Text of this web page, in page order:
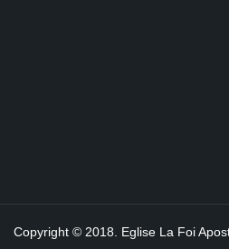
Copyright © 2018. Eglise La Foi